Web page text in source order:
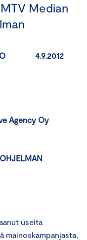
Median
4.9.2012
Agency Oy
useita